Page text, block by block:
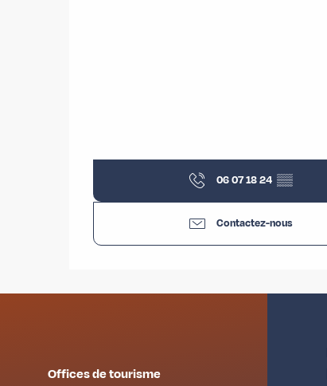
06 07 18 24 ▒▒
Contactez-nous
Offices de tourisme